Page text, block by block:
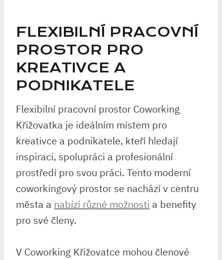
FLEXIBILNÍ PRACOVNÍ
PROSTOR PRO
KREATIVCE A
PODNIKATELE
Flexibilní pracovní prostor Coworking
Křižovatka je ideálním místem pro
kreativce a podnikatele, kteří hledají
inspiraci, spolupráci a profesionální
prostředí pro svou práci. Tento moderní
coworkingový prostor se nachází v centru
města a nabízí různé možnosti a benefity
pro své členy.
V Coworking Křižovatce mohou členové